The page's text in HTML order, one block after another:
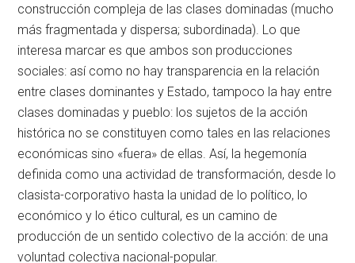
construcción compleja de las clases dominadas (mucho
más fragmentada y dispersa; subordinada). Lo que
interesa marcar es que ambos son producciones
sociales: así como no hay transparencia en la relación
entre clases dominantes y Estado, tampoco la hay entre
clases dominadas y pueblo: los sujetos de la acción
histórica no se constituyen como tales en las relaciones
económicas sino «fuera» de ellas. Así, la hegemonía
definida como una actividad de transformación, desde lo
clasista-corporativo hasta la unidad de lo político, lo
económico y lo ético cultural, es un camino de
producción de un sentido colectivo de la acción: de una
voluntad colectiva nacional-popular.